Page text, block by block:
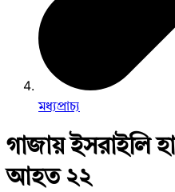
মধ্যপ্রাচ্য
গাজায় ইসরাইলি
আহত ২২